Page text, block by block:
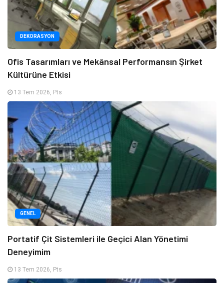
DEKORASYON
Ofis Tasarımları ve Mekânsal Performansın Şirket
Kültürüne Etkisi
13 Tem 2026, Pts
GENEL
Portatif Çit Sistemleri ile Geçici Alan Yönetimi
Deneyimim
13 Tem 2026, Pts